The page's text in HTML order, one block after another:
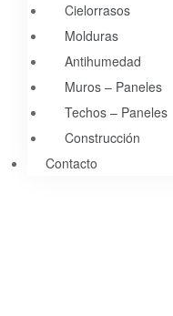
Cielorrasos
Molduras
Antihumedad
Muros – Paneles
Techos – Paneles
Construcción
Contacto